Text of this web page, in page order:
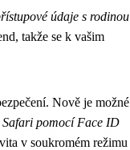
údaje s rodinou
takže se k vašim
Nově je možné
Safari pomocí Face ID
v soukromém režimu